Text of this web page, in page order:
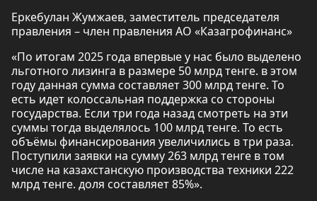
Еркебулан Жумжаев, заместитель председателя
правления – член правления АО «Казагрофинанс»
«По итогам 2025 года впервые у нас было выделено
льготного лизинга в размере 50 млрд тенге. в этом
году данная сумма составляет 300 млрд тенге. То
есть идет колоссальная поддержка со стороны
государства. Если три года назад смотреть на эти
суммы тогда выделялось 100 млрд тенге. То есть
объёмы финансирования увеличились в три раза.
Поступили заявки на сумму 263 млрд тенге в том
числе на казахстанскую производства техники 222
млрд тенге. доля составляет 85%».